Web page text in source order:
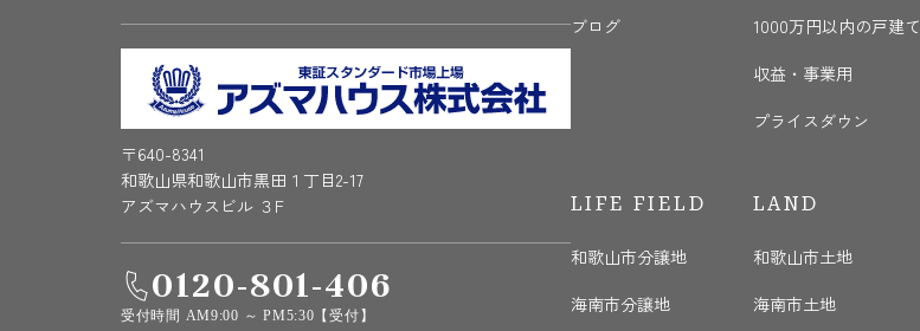
〒640-8341
和歌山県和歌山市黒田１丁目2-17
アズマハウスビル ３F
0120-801-406
受付時間 AM9:00 ～ PM5:30【受付】
ブログ
1000万円以内の戸建て
収益・事業用
プライスダウン
LIFE FIELD
和歌山市分譲地
海南市分譲地
LAND
和歌山市土地
海南市土地